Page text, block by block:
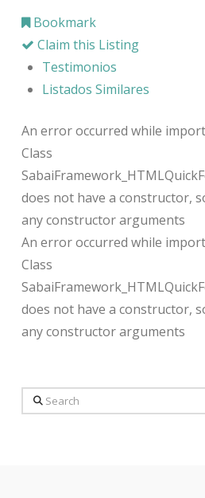
Bookmark
Claim this Listing
Testimonios
Listados Similares
An error occurred while
Class
does not have a constructor,
any constructor arguments
An error occurred while
Class
does not have a constructor,
any constructor arguments
Search